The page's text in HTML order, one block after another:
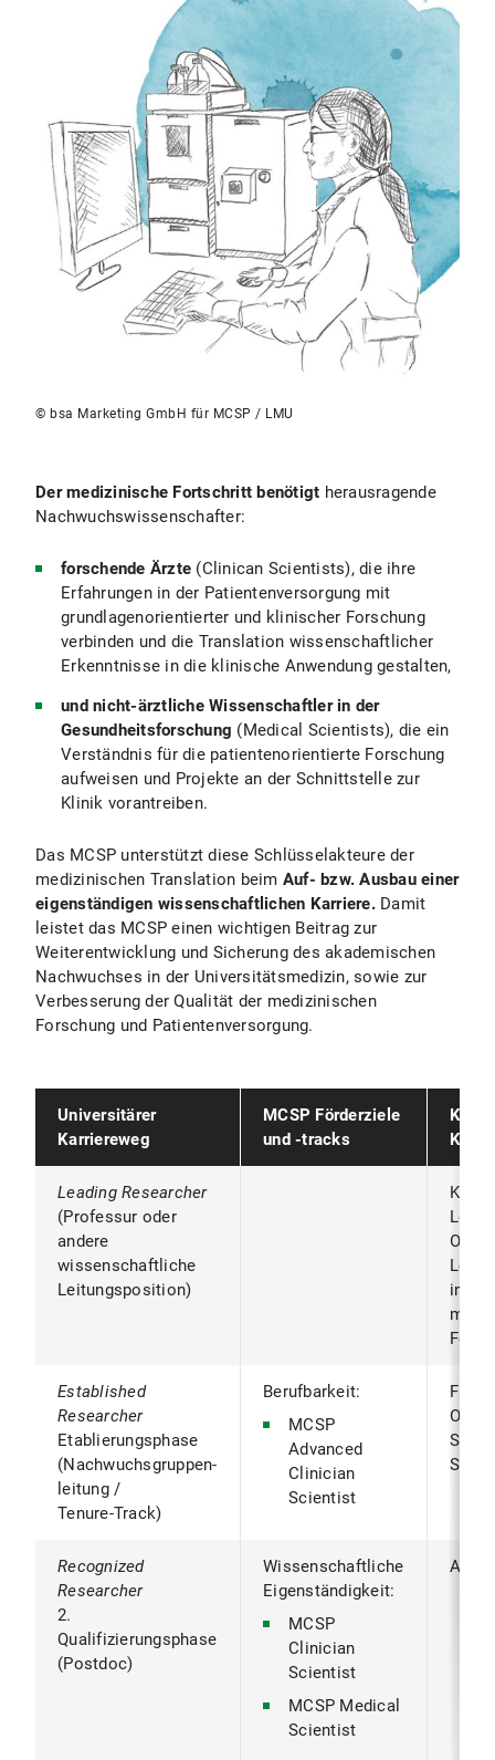
© bsa Marketing GmbH für MCSP / LMU
Der medizinische Fortschritt benötigt herausragende
Nachwuchswissenschafter:
forschende Ärzte (Clinican Scientists), die ihre
Erfahrungen in der Patientenversorgung mit
grundlagenorientierter und klinischer Forschung
verbinden und die Translation wissenschaftlicher
Erkenntnisse in die klinische Anwendung gestalten,
und nicht-ärztliche Wissenschaftler in der
Gesundheitsforschung (Medical Scientists), die ein
Verständnis für die patientenorientierte Forschung
aufweisen und Projekte an der Schnittstelle zur
Klinik vorantreiben.
Das MCSP unterstützt diese Schlüsselakteure der
medizinischen Translation beim Auf- bzw. Ausbau einer
eigenständigen wissenschaftlichen Karriere. Damit
leistet das MCSP einen wichtigen Beitrag zur
Weiterentwicklung und Sicherung des akademischen
Nachwuchses in der Universitätsmedizin, sowie zur
Verbesserung der Qualität der medizinischen
Forschung und Patientenversorgung.
Universitärer
Karriereweg
MCSP Förderziele
und -tracks
Leading Researcher
(Professur oder
andere
wissenschaftliche
Leitungsposition)
in
mit
Established
Researcher
Etablierungsphase
(Nachwuchsgruppen-
leitung /
Tenure-Track)
Berufbarkeit:
MCSP
Advanced
Clinician
Scientist
Sub-
Recognized
Researcher
2.
Qualifizierungsphase
(Postdoc)
Wissenschaftliche
Eigenständigkeit:
MCSP
Clinician
Scientist
MCSP Medical
Scientist